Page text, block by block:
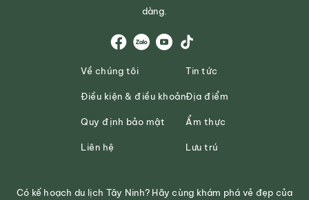
dàng.
Về chúng tôi
Điều kiện & điều khoản
Quy định bảo mật
Liên hệ
Tin tức
Địa điểm
Ẩm thực
Lưu trú
Có kế hoạch du lịch Tây Ninh? Hãy cùng khám phá vẻ đẹp của